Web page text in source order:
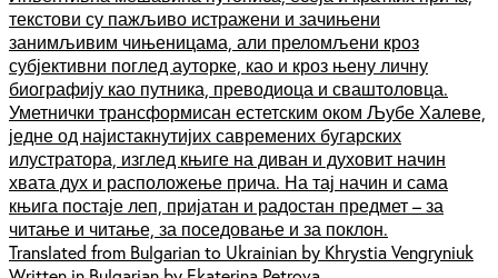
текстови су пажљиво истражени и зачињени
занимљивим чињеницама, али преломљени кроз
субјективни поглед ауторке, као и кроз њену личну
биографију као путника, преводиоца и сваштоловца.
Уметнички трансформисан естетским оком Љубе Халеве,
једне од најистакнутијих савремених бугарских
илустратора, изглед књиге на диван и духовит начин
хвата дух и расположење прича. На тај начин и сама
књига постаје леп, пријатан и радостан предмет – за
читање и читање, за поседовање и за поклон.
Translated from Bulgarian to Ukrainian by Khrystia Vengryniuk